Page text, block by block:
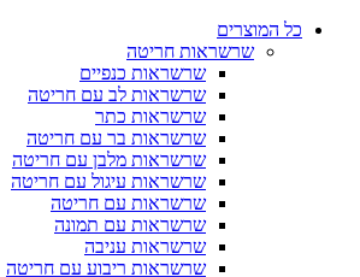
כל המוצרים
שרשראות חריטה
שרשראות כנפיים
שרשראות לב עם חריטה
שרשראות כתר
שרשראות בר עם חריטה
שרשראות מלבן עם חריטה
שרשראות עיגול עם חריטה
שרשראות עם חריטה
שרשראות עם תמונה
שרשראות עניבה
שרשראות ריבוע עם חריטה